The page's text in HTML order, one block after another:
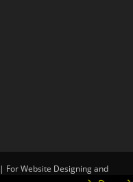
Website Designing and